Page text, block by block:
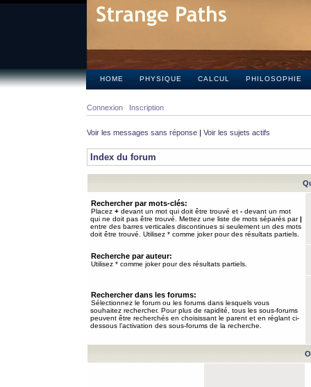
HOME PHYSIQUE CALCUL PHILOSOPHIE
Connexion Inscription
Voir les messages sans réponse | Voir les sujets actifs
Index du forum
Rechercher par mots-clés:
Placez + devant un mot qui doit être trouvé et - devant un mot
qui ne doit pas être trouvé. Mettez une liste de mots séparés par|
entre des barres verticales discontinues si seulement un des mots
doit être trouvé. Utilisez * comme joker pour des résultats partiels.
Recherche par auteur:
Utilisez * comme joker pour des résultats partiels.
Rechercher dans les forums:
Sélectionnez le forum ou les forums dans lesquels vous
souhaitez rechercher. Pour plus de rapidité, tous les sous-forums
peuvent être recherchés en choisissant le parent et en réglant ci-
dessous l’activation des sous-forums de la recherche.